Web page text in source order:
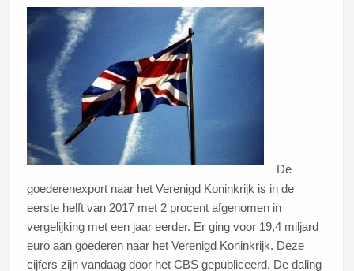
De
goederenexport naar het Verenigd Koninkrijk is in de
eerste helft van 2017 met 2 procent afgenomen in
vergelijking met een jaar eerder. Er ging voor 19,4 miljard
euro aan goederen naar het Verenigd Koninkrijk. Deze
cijfers zijn vandaag door het CBS gepubliceerd. De daling